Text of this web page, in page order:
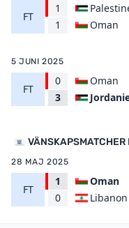
FT
1
1
Oman
5 JUNI 2025
FT
0
3
Oman
28 MAJ 2025
FT
1
0
Oman
Libanon